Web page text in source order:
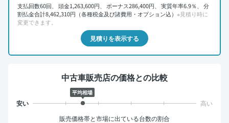
支払回数60回、 頭金1,263,600円、 ボーナス286,400円、 実質年率6.9％、 分
割払金合計8,462,310円（各種税金及び諸費用・オプション込） ※見積り時に
変更できます。
見積りを表示する
中古車販売店の価格との比較
平均相場
販売価格帯と市場に出ている台数の割合